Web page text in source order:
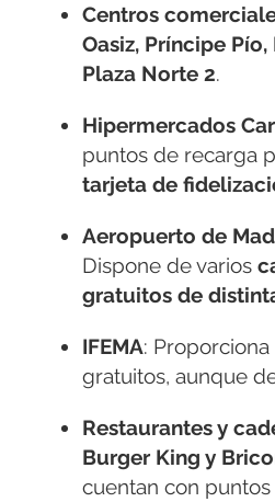
Centros
Oasiz, Príncipe
Plaza Norte 2.
Hipermercados
puntos de recarga
tarjeta de
Aeropuerto de
Dispone de varios
gratuitos de
IFEMA:
gratuitos, aunque
Restaurantes y
Burger King y
cuentan con